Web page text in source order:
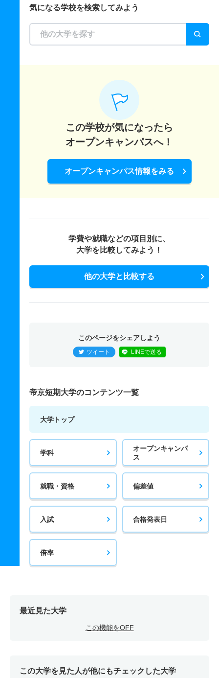
気になる学校を検索してみよう
この学校が気になったら
オープンキャンパスへ！
オープンキャンパス情報をみる
学費や就職などの項目別に、
大学を比較してみよう！
他の大学と比較する
このページをシェアしよう
ツイート LINEで送る
帝京短期大学のコンテンツ一覧
大学トップ
学科
オープンキャンパ
ス
就職・資格 偏差値
入試 合格発表日
倍率
最近見た大学
この機能をOFF
この大学を見た人が他にもチェックした大学